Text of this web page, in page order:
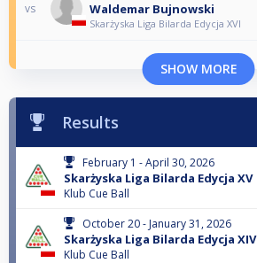
vs Waldemar Bujnowski
Skarżyska Liga Bilarda Edycja XVI
SHOW MORE
Results
February 1 - April 30, 2026
Skarżyska Liga Bilarda Edycja XV
Klub Cue Ball
October 20 - January 31, 2026
Skarżyska Liga Bilarda Edycja XIV
Klub Cue Ball